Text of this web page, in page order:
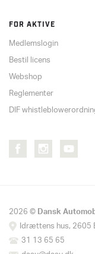
FOR AKTIVE
Medlemslogin
Bestil licens
Webshop
Reglementer
DIF
2026 ©Dansk
Idrættens hus, 2605
31 13 65 65